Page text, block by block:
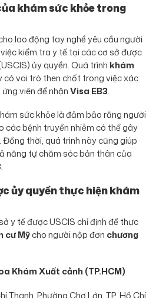
khám sức khỏe trong
lao động tay nghề yêu cầu người
kiểm tra y tế tại các cơ sở được
ủy quyền. Quá trình khám
có vai trò then chốt trong việc xác
viên để nhậnVisa EB3.
sức khỏe là đảm bảo rằng người
các bệnh truyền nhiễm có thể gây
thời, quá trình này cũng giúp
năng tự chăm sóc bản thân của
.
ủy quyền thực hiện khám
y tế được USCIS chỉ định để thực
cư Mỹcho người nộp đơn chương
Khám Xuất cảnh (TP.HCM)
Thanh, Phường Chợ Lớn, TP. Hồ Chí